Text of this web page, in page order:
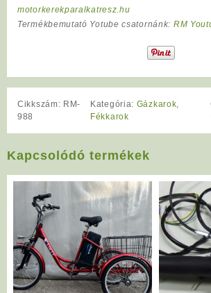
motorkerekparalkatresz.hu
Termékbemutató Yotube csatornánk: RM
Cikkszám: RM-
988
Kategória: Gázkarok,
Fékkarok
Kapcsolódó termékek